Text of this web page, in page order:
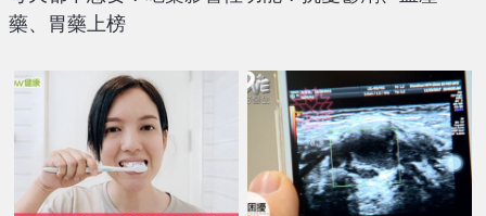
藥、胃藥上榜